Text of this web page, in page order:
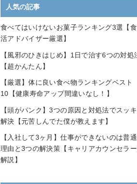
人気の記事
食べてはいけないお菓子ランキング3選【
活アドバイザー厳選】
【風邪のひきはじめ】1日で治す6つの対処
【超かんたん】
【厳選】体に良い食べ物ランキングベスト
10【健康寿命アップ間違いなし！】
【頭がパンク】3つの原因と対処法でスッキ
解決【元苦しんでた僕が教えます】
【入社して3ヶ月】仕事ができないのは普
理由と3つの解決策【キャリアカウンセラ
解説】